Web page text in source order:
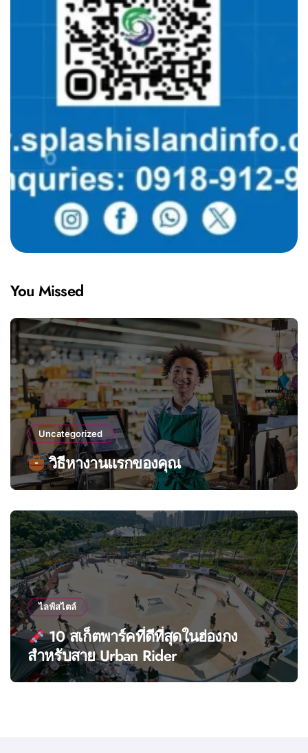
You Missed
Uncategorized
วิธีหางานแรกของคุณ
ไลฟ์สไตล์
10 สเก็ตพาร์คที่ดีที่สุดในฮ่องกง
สำหรับสาย Urban Rider